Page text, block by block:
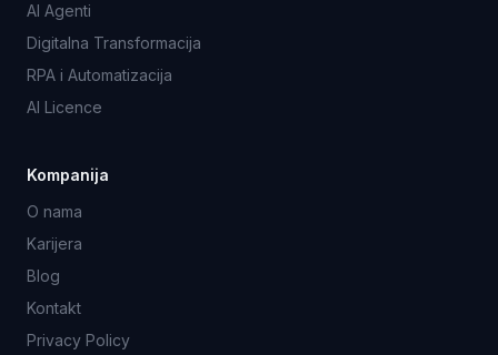
AI Agenti
Digitalna Transformacija
RPA i Automatizacija
AI Licence
Kompanija
O nama
Karijera
Blog
Kontakt
Privacy Policy